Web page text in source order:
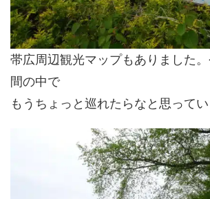
帯広周辺観光マップもありました
間の中で
もうちょっと巡れたらなと思ってい